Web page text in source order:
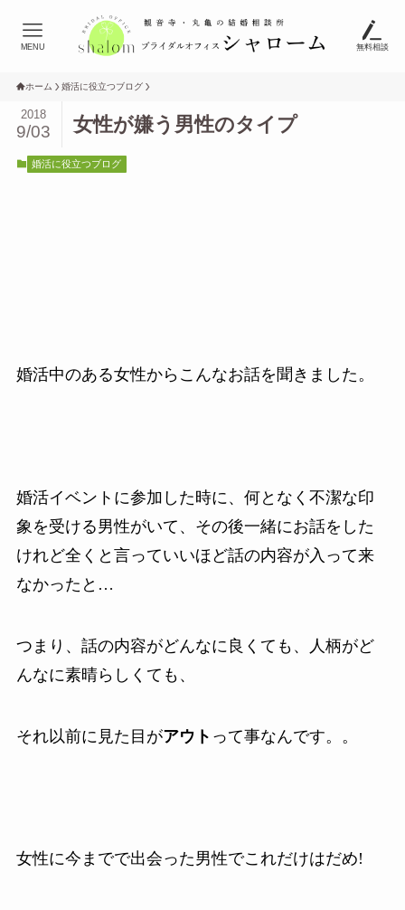
無料相談
MENU
ホーム 婚活に役立つブログ
女性が嫌う男性のタイプ
2018
9/03
婚活に役立つブログ
婚活中のある女性からこんなお話を聞きました。
婚活イベントに参加した時に、何となく不潔な印
象を受ける男性がいて、その後一緒にお話をした
けれど全くと言っていいほど話の内容が入って来
なかったと…
つまり、話の内容がどんなに良くても、人柄がど
んなに素晴らしくても、
それ以前に見た目がアウト って事なんです。。
女性に今までで出会った男性でこれだけはだめ!